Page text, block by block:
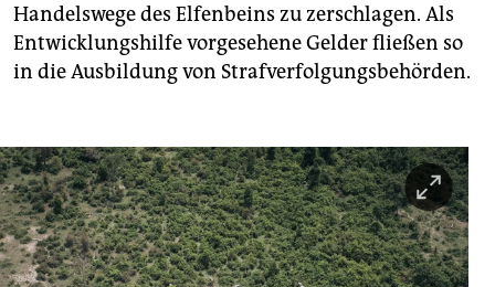
Handelswege des Elfenbeins zu zerschlagen. Als
Entwicklungshilfe vorgesehene Gelder fließen so
in die Ausbildung von Strafverfolgungsbehörden.